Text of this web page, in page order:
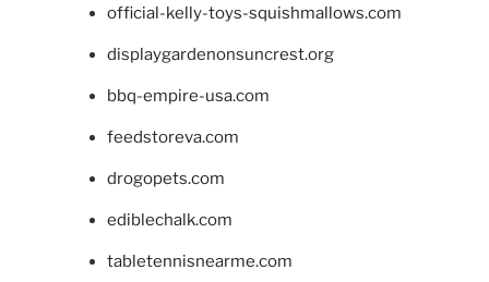
official-kelly-toys-squishmallows.com
displaygardenonsuncrest.org
bbq-empire-usa.com
feedstoreva.com
drogopets.com
ediblechalk.com
tabletennisnearme.com